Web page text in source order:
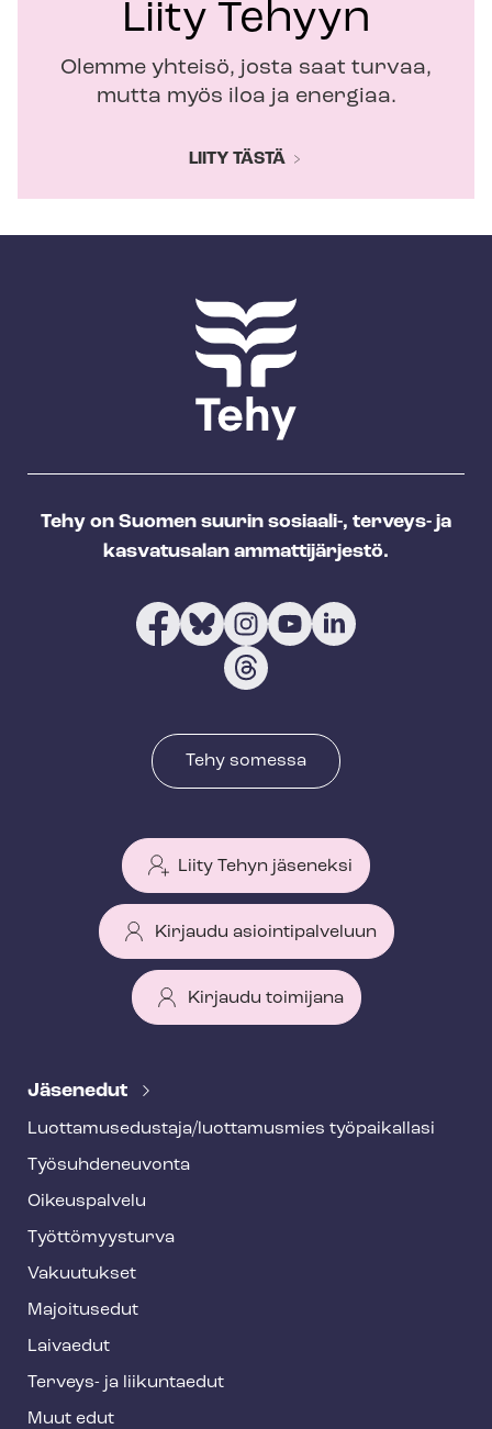
Liity Tehyyn
Olemme yhteisö, josta saat turvaa,
mutta myös iloa ja energiaa.
LIITY TÄSTÄ
Tehy on Suomen suurin sosiaali-, terveys- ja
kasvatusalan ammattijärjestö.
Tehy somessa
Liity Tehyn jäseneksi
Kirjaudu asiointipalveluun
Kirjaudu toimijana
e
f
o
o
t
e
Jäsenedut
Luot­ta­muse­dus­ta­ja/luottamusmies työpaikallasi
Työ­suh­de­neu­von­ta
Oikeuspalvelu
Työt­tö­myys­tur­va
Vakuutukset
Majoitusedut
Laivaedut
Terveys- ja liikuntaedut
Muut edut